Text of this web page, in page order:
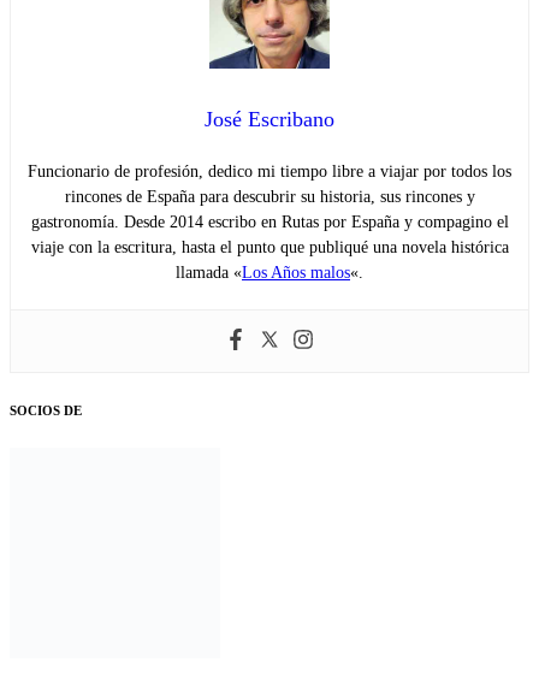
José Escribano
Funcionario de profesión, dedico mi tiempo libre a viajar por todos los
rincones de España para descubrir su historia, sus rincones y
gastronomía. Desde 2014 escribo en Rutas por España y compagino el
viaje con la escritura, hasta el punto que publiqué una novela histórica
llamada «Los Años malos«.
SOCIOS DE